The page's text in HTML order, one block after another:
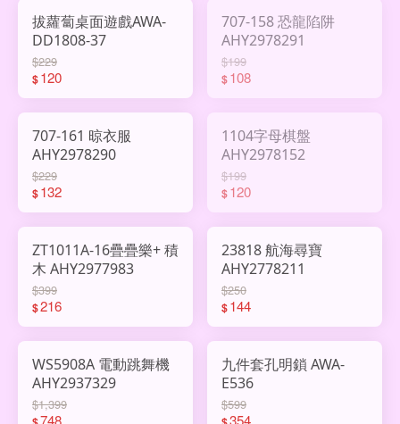
拔蘿蔔桌面遊戲AWA-
DD1808-37
$229
$120
707-158 恐龍陷阱
AHY2978291
$199
$108
707-161 晾衣服
AHY2978290
$229
$132
1104字母棋盤
AHY2978152
$199
$120
ZT1011A-16疊疊樂+ 積
木 AHY2977983
$399
$216
23818 航海尋寶
AHY2778211
$250
$144
WS5908A 電動跳舞機
AHY2937329
$1,399
748
九件套孔明鎖 AWA-
E536
$599
354